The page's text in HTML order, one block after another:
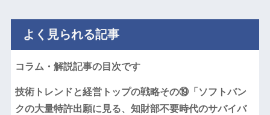
よく見られる記事
コラム・解説記事の目次です
技術トレンドと経営トップの戦略その⑲「ソフトバン
クの大量特許出願に見る、知財部不要時代のサバイバ